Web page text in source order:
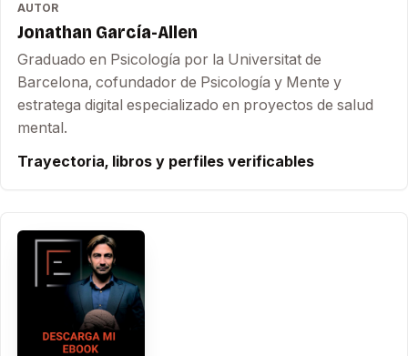
AUTOR
Jonathan García-Allen
Graduado en Psicología por la Universitat de
Barcelona, cofundador de Psicología y Mente y
estratega digital especializado en proyectos de salud
mental.
Trayectoria, libros y perfiles verificables